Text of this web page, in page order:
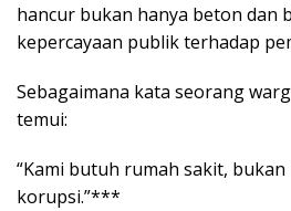
hancur bukan hanya beton dan
kepercayaan publik terhadap
Sebagaimana kata seorang
temui:
“Kami butuh rumah sakit,
korupsi.”***